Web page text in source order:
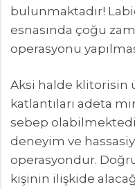
bulunmaktadır!
esnasında çoğu
operasyonu
Aksi halde klitorisin
katlantıları adeta
sebep
deneyim ve
operasyondur.
kişinin ilişkide